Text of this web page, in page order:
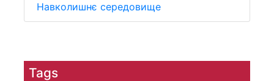
Навколишнє середовище
Tags